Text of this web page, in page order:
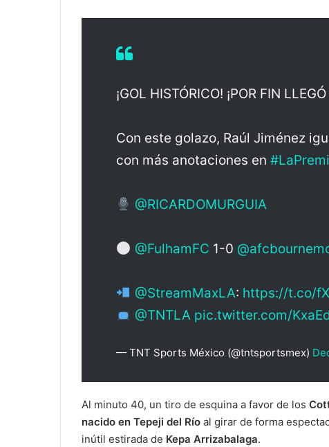
¡GOL HISTÓRICO! ¡POR FIN
Con este golazo, Raúl Jiménez
con más anotaciones en
@RICARDOMURGUIA
@FulhamFC 1-0
@StreamMaxLA: https://t.co/
@TNTLA pic.twitter.com/
— TNT Sports México (@tntsportsmex)
Al minuto 40, un tiro de esquina a favor de los
nacido en Tepeji del Río al girar de forma
inútil estirada de Kepa Arrizabalaga.